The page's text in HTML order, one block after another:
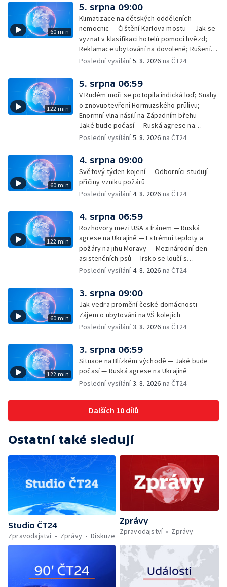
rakovinu prsu
60 min
5. srpna 09:00
Klimatizace na dětských odděleních
nemocnic — Čištění Karlova mostu — Jak se
vyznat v klasifikaci hotelů pomocí hvězd;
Reklamace ubytování na dovolené; Rušení
dovolené kvůli přírodním živlům; Práva
na dovolené v zahraničí; Platby a výběry na
dovolené v zahraničí — Těžba léčivé rašeliny
u Malé Morávky
Poslední vysílání5. 8. 2026 na ČT24
122 min
5. srpna 06:59
V Rudém moři se potopila indická loď; Snahy
o znovuotevření Hormuzského průlivu;
Enormní vlna násilí na Západním břehu —
Jaké bude počasí — Ruská agrese na
Ukrajině — Vliv veder na lidské orgány — Při
— Třem obcím na Brněnsku dočasně došla
pitná voda — SP v orientačním běhu v Česku
— Horko a požáry sužují Evropu — Rybářský
příměstský tábor
Poslední vysílání5. 8. 2026 na ČT24
60 min
4. srpna 09:00
Světový týden kojení — Odborníci studují
příčiny vzniku požárů
Poslední vysílání4. 8. 2026 na ČT24
122 min
4. srpna 06:59
Rozhovory mezi USA a Íránem — Ruská
agrese na Ukrajině — Extrémní teploty a
požáry na jihu Moravy — Mezinárodní den
asistenčních psů — Irsko se loučí s
hudebníkem Glenem Hansardem
Poslední vysílání4. 8. 2026 na ČT24
60 min
3. srpna 09:00
Jak vedra promění české domácnosti —
Zájem o ubytování na VŠ kolejích
Poslední vysílání3. 8. 2026 na ČT24
122 min
3. srpna 06:59
Situace na Blízkém východě — Jaké bude
počasí — Ruská agrese na Ukrajině
Poslední vysílání3. 8. 2026 na ČT24
Dalších 10 dílů
Ostatní také sledují
Studio ČT24
Zpravodajství
Zprávy Diskuze
Zprávy
Zpravodajství
Zprávy